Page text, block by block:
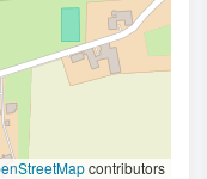
contributors